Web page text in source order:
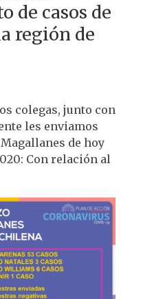
de casos de
región de
colegas, junto con
les enviamos
Magallanes de hoy
Con relación al